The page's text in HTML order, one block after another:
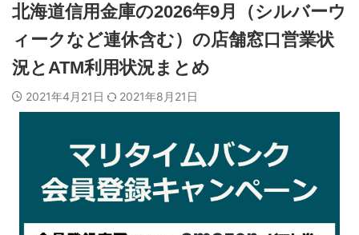
北海道信用金庫の2026年9月（シルバーウ
ィークなど連休含む）の店舗窓口営業状
況とATM利用状況まとめ
2021年4月21日 2021年8月21日